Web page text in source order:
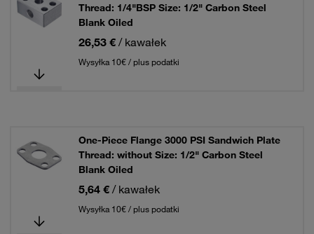
Thread: 1/4"BSP Size: 1/2" Carbon Steel
Blank Oiled
26,53 € / kawałek
Wysyłka 10€ / plus podatki
One-Piece Flange 3000 PSI Sandwich Plate
Thread: without Size: 1/2" Carbon Steel
Blank Oiled
5,64 € / kawałek
Wysyłka 10€ / plus podatki